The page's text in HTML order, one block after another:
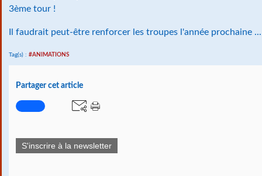
3ème tour !
Il faudrait peut-être renforcer les troupes l'année prochaine
Tag(s) : #ANIMATIONS
Partager cet article
S'inscrire à la newsletter